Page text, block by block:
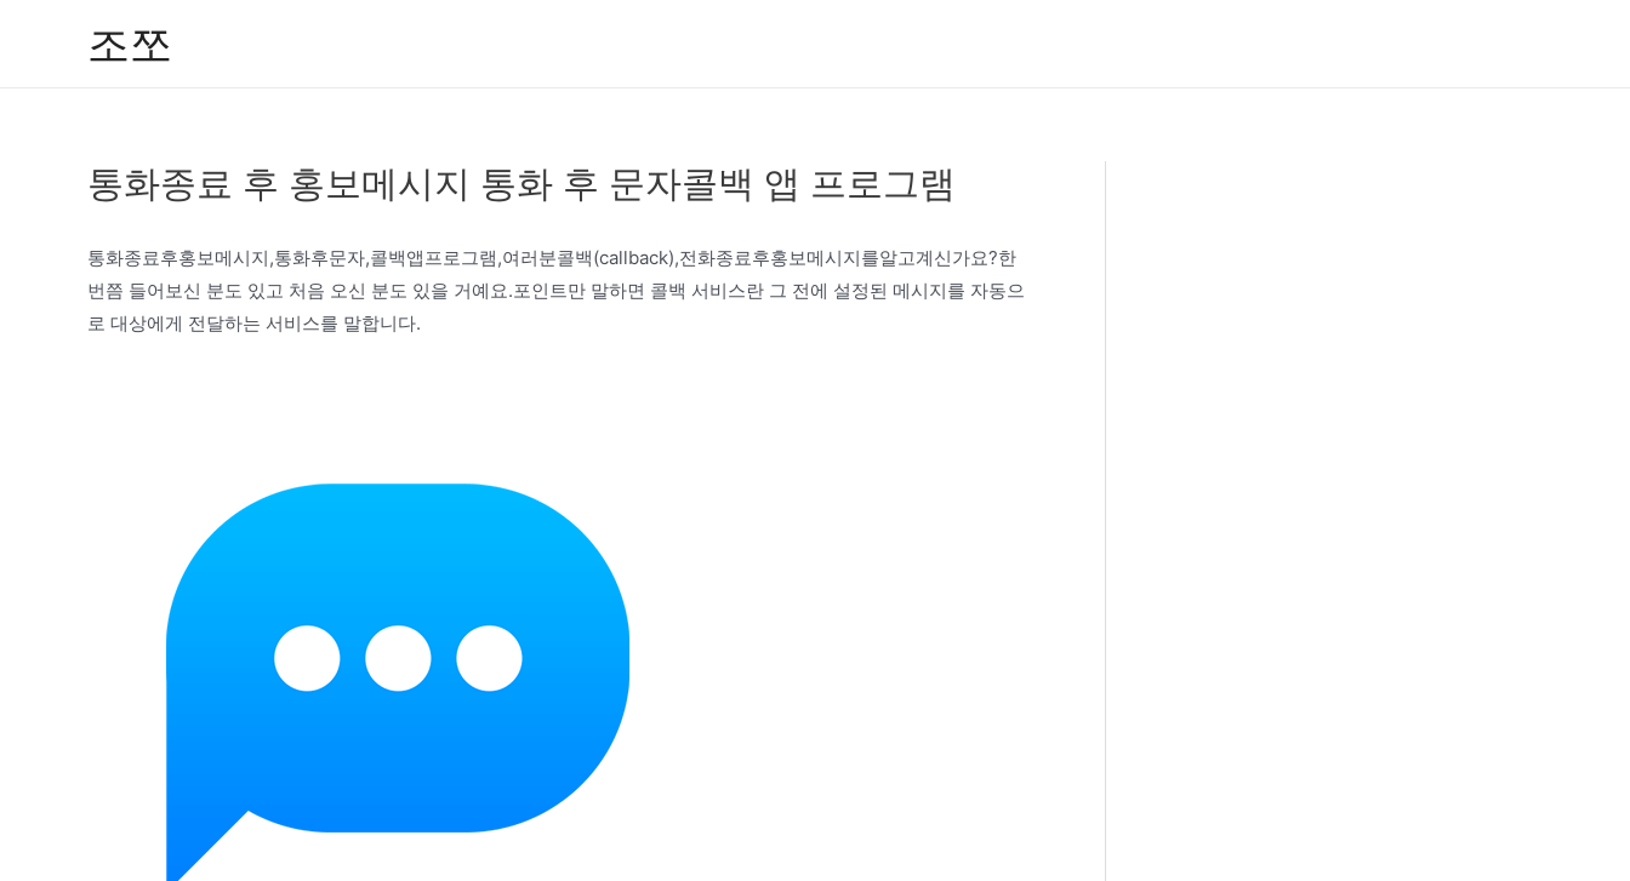
조쪼
통화종료 후 홍보메시지 통화 후 문자콜백 앱 프로그램
통화종료후홍보메시지,통화후문자,콜백앱프로그램,여러분콜백(callback),전화종료후홍보메시지를알고계신가요?한
번쯤 들어보신 분도 있고 처음 오신 분도 있을 거예요.포인트만 말하면 콜백 서비스란 그 전에 설정된 메시지를 자동으
로 대상에게 전달하는 서비스를 말합니다.